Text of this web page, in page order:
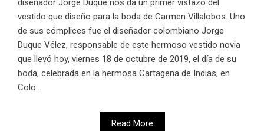
diseñador Jorge Duque nos da un primer vistazo del
vestido que diseño para la boda de Carmen Villalobos. Uno
de sus cómplices fue el diseñador colombiano Jorge
Duque Vélez, responsable de este hermoso vestido novia
que llevó hoy, viernes 18 de octubre de 2019, el día de su
boda, celebrada en la hermosa Cartagena de Indias, en
Colo...
Read More